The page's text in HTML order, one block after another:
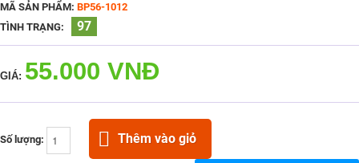
MÃ SẢN PHẨM: BP56-1012
TÌNH TRẠNG:
97
GIÁ: 55.000 VNĐ
Số lượng: Thêm vào giỏ